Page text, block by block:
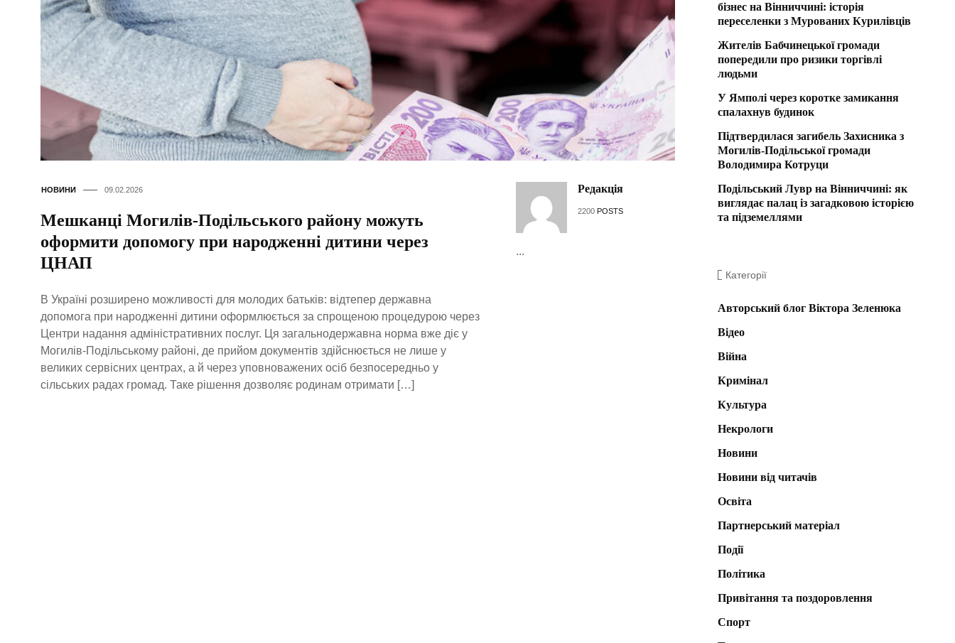
НОВИНИ 09.02.2026
Мешканці Могилів-Подільського району можуть
оформити допомогу при народженні дитини через
ЦНАП
В Україні розширено можливості для молодих батьків: відтепер державна
допомога при народженні дитини оформлюється за спрощеною процедурою через
Центри надання адміністративних послуг. Ця загальнодержавна норма вже діє у
Могилів-Подільському районі, де прийом документів здійснюється не лише у
великих сервісних центрах, а й через уповноважених осіб безпосередньо у
сільських радах громад. Таке рішення дозволяє родинам отримати […]
Редакція
2200 POSTS
...
бізнес на Вінниччині: історія
переселенки з Мурованих Курилівців
Жителів Бабчинецької громади
попередили про ризики торгівлі
людьми
У Ямполі через коротке замикання
спалахнув будинок
Підтвердилася загибель Захисника з
Могилів-Подільської громади
Володимира Котруци
Подільський Лувр на Вінниччині: як
виглядає палац із загадковою історією
та підземеллями
Категорії
Авторський блог Віктора Зеленюка
Відео
Війна
Кримінал
Культура
Некрологи
Новини
Новини від читачів
Освіта
Партнерський матеріал
Події
Політика
Привітання та поздоровлення
Спорт